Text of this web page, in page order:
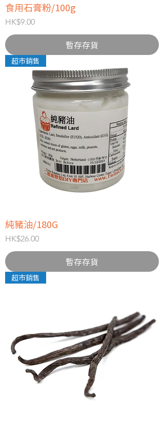
食用石膏粉/100g
價格
HK$9.00
暫存存貨
超市銷售
純豬油/180G
價格
HK$26.00
暫存存貨
超市銷售